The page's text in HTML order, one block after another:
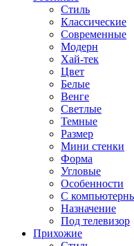
Стиль
Классические
Современные
Модерн
Хай-тек
Цвет
Белые
Венге
Светлые
Темные
Размер
Мини стенки
Форма
Угловые
Особенности
С
Назначение
Под телевизор
Прихожие